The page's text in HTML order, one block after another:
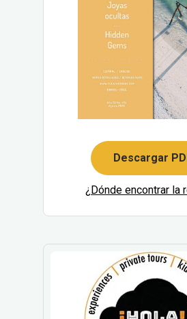
Descargar
¿Dónde encontrar la